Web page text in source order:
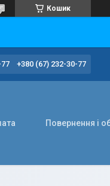
Кошик
+380 (67) 232-30-77
Повернення і